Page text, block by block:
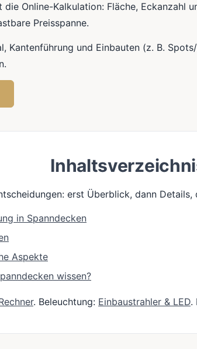
Online-Kalkulation: Fläche, Eckanzahl
Preisspanne.
Kantenführung und Einbauten (z. B.
erst Überblick, dann Details,
in Spanndecken
Aspekte
wissen?
. Beleuchtung: Einbaustrahler & LED.